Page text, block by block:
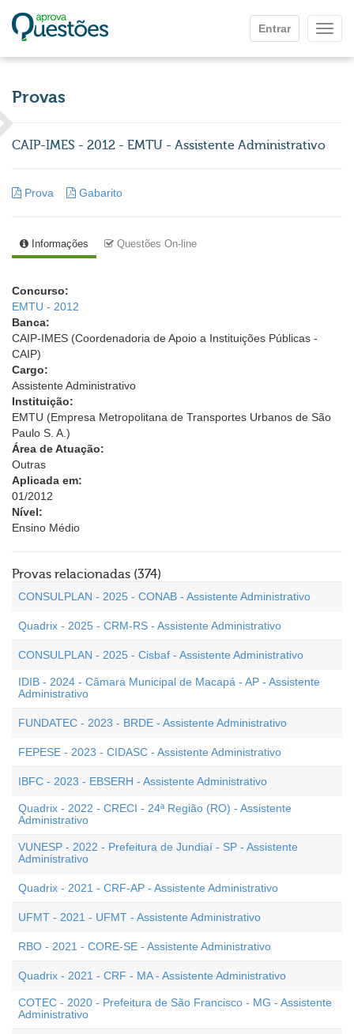
Entrar
Provas
CAIP-IMES - 2012 - EMTU - Assistente Administrativo
Prova Gabarito
Informações Questões On-line
Concurso:
EMTU - 2012
Banca:
CAIP-IMES (Coordenadoria de Apoio a Instituições Públicas -
CAIP)
Cargo:
Assistente Administrativo
Instituição:
EMTU (Empresa Metropolitana de Transportes Urbanos de São
Paulo S. A.)
Área de Atuação:
Outras
Aplicada em:
01/2012
Nível:
Ensino Médio
Provas relacionadas (374)
CONSULPLAN - 2025 - CONAB - Assistente Administrativo
Quadrix - 2025 - CRM-RS - Assistente Administrativo
CONSULPLAN - 2025 - Cisbaf - Assistente Administrativo
IDIB - 2024 - Câmara Municipal de Macapá - AP - Assistente
Administrativo
FUNDATEC - 2023 - BRDE - Assistente Administrativo
FEPESE - 2023 - CIDASC - Assistente Administrativo
IBFC - 2023 - EBSERH - Assistente Administrativo
Quadrix - 2022 - CRECI - 24ª Região (RO) - Assistente
Administrativo
VUNESP - 2022 - Prefeitura de Jundiaí - SP - Assistente
Administrativo
Quadrix - 2021 - CRF-AP - Assistente Administrativo
UFMT - 2021 - UFMT - Assistente Administrativo
RBO - 2021 - CORE-SE - Assistente Administrativo
Quadrix - 2021 - CRF - MA - Assistente Administrativo
COTEC - 2020 - Prefeitura de São Francisco - MG - Assistente
Administrativo